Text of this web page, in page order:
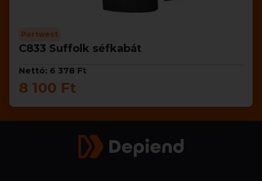
Portwest
C833 Suffolk séfkabát
Nettó: 6 378 Ft
8 100 Ft